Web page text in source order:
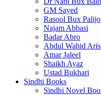
GM Sayed
Rasool Bux Palijo
Najam Abbasi
Badar Abro
Abdul Wahid
Amar Jaleel
Shaikh Ayaz
Ustad Bukhari
Sindhi Books
Sindhi Novel